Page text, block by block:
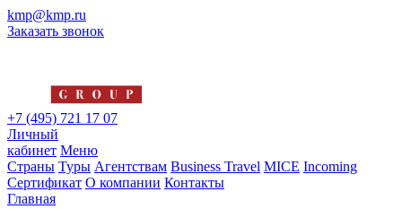
kmp@kmp.ru
Заказать звонок
+7 (495) 721 17 07
Личный
кабинет Меню
Страны Туры Агентствам Business Travel MICE Incoming
Сертификат О компании Контакты
Главная